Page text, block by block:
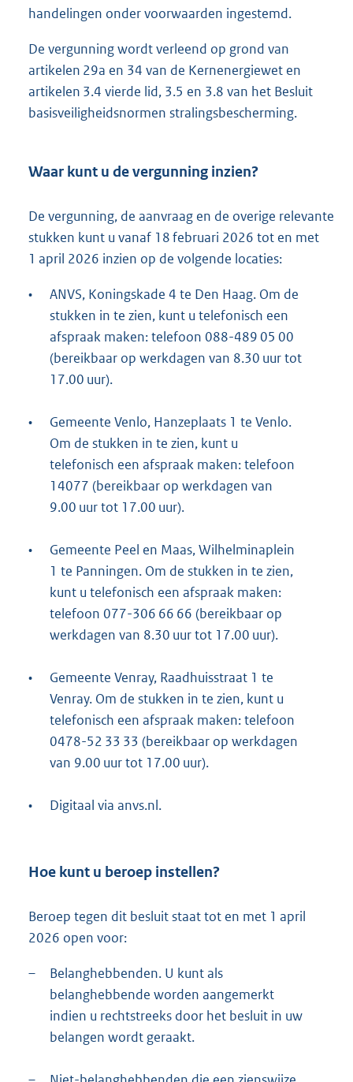
handelingen onder voorwaarden ingestemd.
De vergunning wordt verleend op grond van
artikelen 29a en 34 van de Kernenergiewet en
artikelen 3.4 vierde lid, 3.5 en 3.8 van het Besluit
basisveiligheidsnormen stralingsbescherming.
Waar kunt u de vergunning inzien?
De vergunning, de aanvraag en de overige relevante
stukken kunt u vanaf 18 februari 2026 tot en met
1 april 2026 inzien op de volgende locaties:
•
ANVS, Koningskade 4 te Den Haag. Om de
stukken in te zien, kunt u telefonisch een
afspraak maken: telefoon 088-489 05 00
(bereikbaar op werkdagen van 8.30 uur tot
17.00 uur).
•
Gemeente Venlo, Hanzeplaats 1 te Venlo.
Om de stukken in te zien, kunt u
telefonisch een afspraak maken: telefoon
14077 (bereikbaar op werkdagen van
9.00 uur tot 17.00 uur).
•
Gemeente Peel en Maas, Wilhelminaplein
1 te Panningen. Om de stukken in te zien,
kunt u telefonisch een afspraak maken:
telefoon 077-306 66 66 (bereikbaar op
werkdagen van 8.30 uur tot 17.00 uur).
•
Gemeente Venray, Raadhuisstraat 1 te
Venray. Om de stukken in te zien, kunt u
telefonisch een afspraak maken: telefoon
0478-52 33 33 (bereikbaar op werkdagen
van 9.00 uur tot 17.00 uur).
• Digitaal via anvs.nl.
Hoe kunt u beroep instellen?
Beroep tegen dit besluit staat tot en met 1 april
2026 open voor:
–
Belanghebbenden. U kunt als
belanghebbende worden aangemerkt
indien u rechtstreeks door het besluit in uw
belangen wordt geraakt.